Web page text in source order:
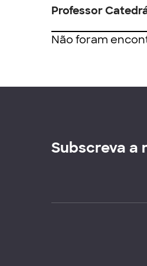
Professor
Não foram
Subscreva a